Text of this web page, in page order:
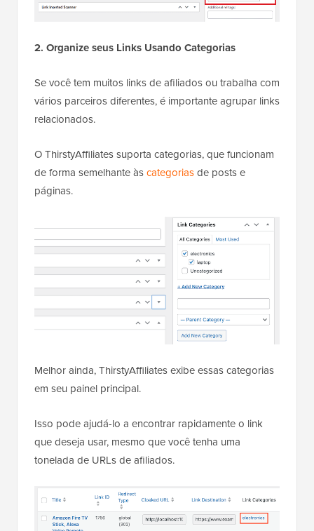
2. Organize seus Links Usando Categorias
Se você tem muitos links de afiliados ou trabalha com
vários parceiros diferentes, é importante agrupar links
relacionados.
O ThirstyAffiliates suporta categorias, que funcionam
de forma semelhante àscategoriasde posts e
páginas.
Melhor ainda, ThirstyAffiliates exibe essas categorias
em seu painel principal.
Isso pode ajudá-lo a encontrar rapidamente o link
que deseja usar, mesmo que você tenha uma
tonelada de URLs de afiliados.